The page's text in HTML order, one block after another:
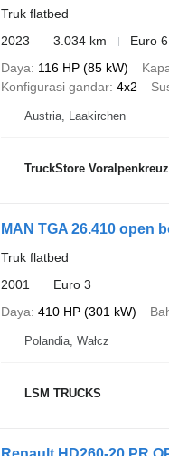
Truk flatbed
2023
3.034 km
Euro 6
Daya 116 HP (85 kW)
Konfigurasi gandar 4x2
Austria, Laakirchen
TruckStore Voralpenkreuz
MAN TGA 26.410 open
Truk flatbed
2001
Euro 3
Daya 410 HP (301 kW)
Polandia, Wałcz
LSM TRUCKS